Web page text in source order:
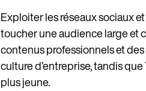
Exploiter les réseaux sociaux
toucher une audience large et
contenus professionnels et
culture d’entreprise, tandis
plus jeune.